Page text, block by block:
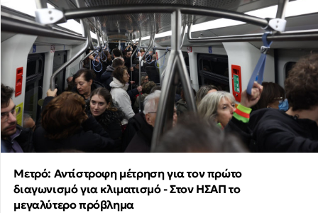
Μετρό: Αντίστροφη μέτρηση για τον πρώτο
διαγωνισμό για κλιματισμό - Στον ΗΣΑΠ το
μεγαλύτερο πρόβλημα